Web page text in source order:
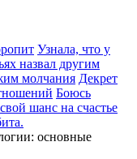
Узнала, что у
назвал другим
молчания Декрет
Боюсь
шанс на счастье
основные